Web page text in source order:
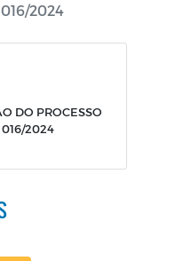
2024
DO PROCESSO
016/2024